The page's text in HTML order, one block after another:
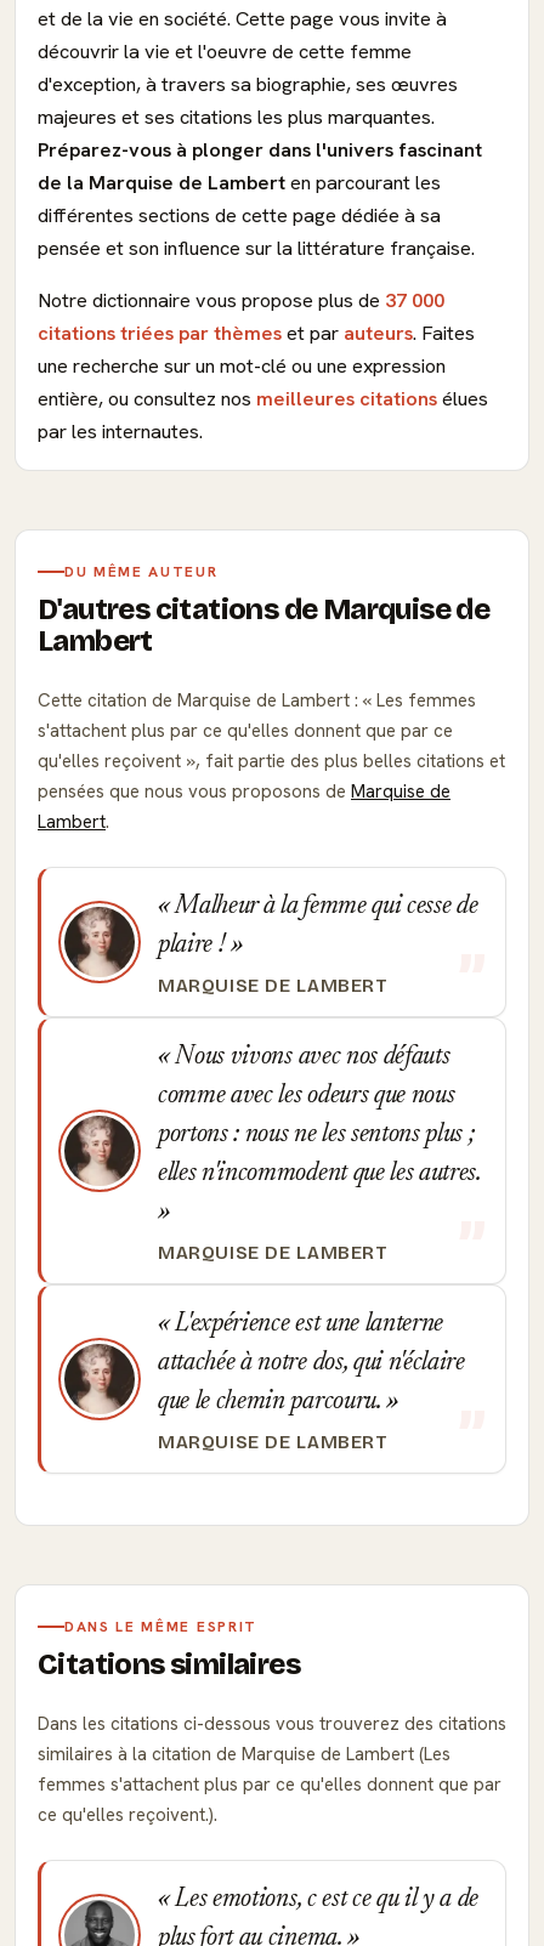
et de la vie en société. Cette page vous invite à
découvrir la vie et l'oeuvre de cette femme
d'exception, à travers sa biographie, ses œuvres
majeures et ses citations les plus marquantes.
Préparez-vous à plonger dans l'univers fascinant
de la Marquise de Lamberten parcourant les
différentes sections de cette page dédiée à sa
pensée et son influence sur la littérature française.
Notre dictionnaire vous propose plus de 37 000
citations triées par thèmeset par auteurs. Faites
une recherche sur un mot-clé ou une expression
entière, ou consultez nos meilleures citationsélues
par les internautes.
DU MÊME AUTEUR
D'autres citations de Marquise de
Lambert
Cette citation de Marquise de Lambert :
Les femmes
s'attachent plus par ce qu'elles donnent que par ce
qu'elles reçoivent , fait partie des plus belles citations et
pensées que nous vous proposons de Marquise de
Lambert.
Malheur à la femme qui cesse de
plaire !
MARQUISE DE LAMBERT
Nous vivons avec nos défauts
comme avec les odeurs que nous
portons : nous ne les sentons plus ;
elles n'incommodent que les autres.
MARQUISE DE LAMBERT
L'expérience est une lanterne
attachée à notre dos, qui n'éclaire
que le chemin parcouru.
MARQUISE DE LAMBERT
DANS LE MÊME ESPRIT
Citations similaires
Dans les citations ci-dessous vous trouverez des citations
similaires à la citation de Marquise de Lambert (Les
femmes s'attachent plus par ce qu'elles donnent que par
ce qu'elles reçoivent.).
Les emotions, c est ce qu il y a de
plus fort au cinema.